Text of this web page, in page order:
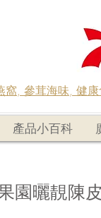
, 參茸海味, 健
產品小百科
園曬靚陳皮